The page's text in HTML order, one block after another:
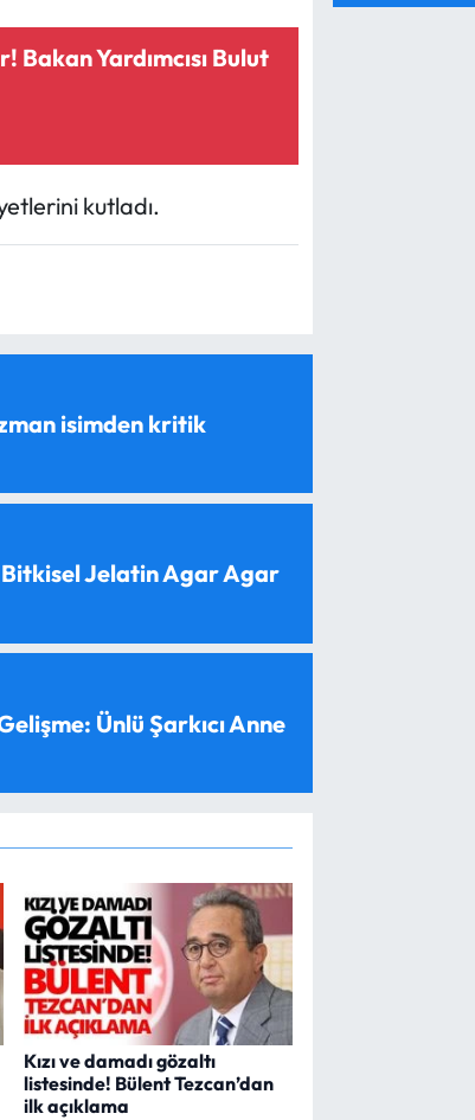
Bakan Yardımcısı Bulut
kutladı.
isimden kritik
Jelatin Agar Agar
Ünlü Şarkıcı Anne
Kızı ve damadı gözaltı
listesinde! Bülent Tezcan’dan
ilk açıklama